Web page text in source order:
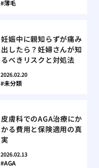
薄毛
妊娠中に親知らずが痛み
出したら？妊婦さんが知
るべきリスクと対処法
2026.02.20
未分類
皮膚科でのAGA治療にか
かる費用と保険適用の真
実
2026.02.13
AGA